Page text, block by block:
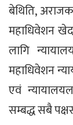
बेथिति,
महाधिवेशन खेद
लागि
महाधिवेशन
एवं
सम्बद्ध सबै